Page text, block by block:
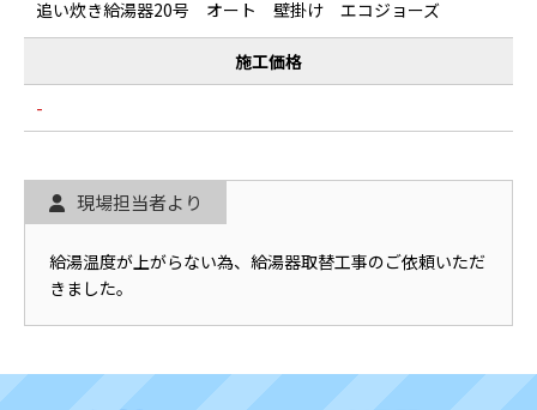
追い炊き給湯器20号 オート 壁掛け エコジョーズ
施工価格
-
現場担当者より
給湯温度が上がらない為、給湯器取替工事のご依頼いただ
きました。